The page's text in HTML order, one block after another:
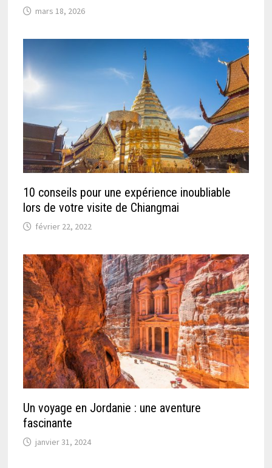
mars 18, 2026
10 conseils pour une expérience inoubliable
lors de votre visite de Chiangmai
février 22, 2022
Un voyage en Jordanie : une aventure
fascinante
janvier 31, 2024